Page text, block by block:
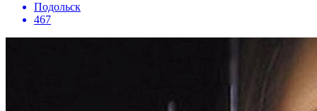
Подольск
467